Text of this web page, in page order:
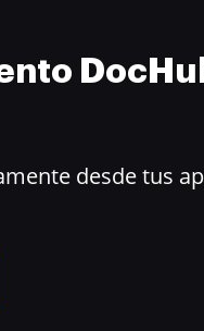
desde tus